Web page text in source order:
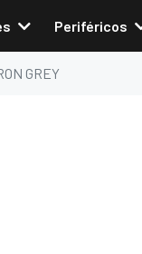
Periféricos
GREY